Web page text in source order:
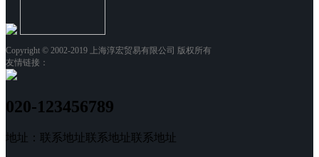
Copyright © 2002-2019 上海淳宏贸易有限公司 版权所有
友情链接：
020-123456789
地址：联系地址联系地址联系地址